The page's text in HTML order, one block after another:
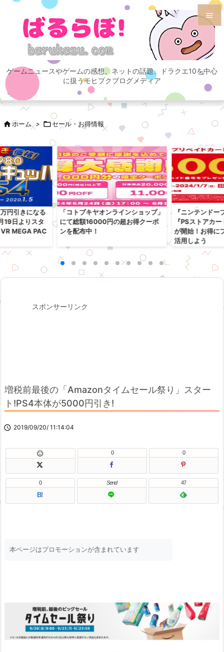
ゲームニュースやゲームの感想、ネットの話題、ドラクエ10を中心
に扱うモヒプクブログメディア

メニュ

サイド

次へ
検索
ホーム > セール・お得情報
円引きになる
19日よりスタ
MEGA PAC
「コトブキヤオンラインショップ」
にて総額16000円の超お得クーポ
ンを配布中！
『ニンテンド
『PSストアカ
が開始！お得に
活用しよう
スポンサーリンク
増税前最後の「Amazonタイムセール祭り」スター
ト!PS4本体が5000円引き!
 2019/09/20/ 11:14:04
 0 0
B!
0 Send 47
本ページはプロモーションが含まれています